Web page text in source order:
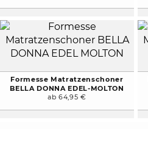
Formesse Matratzenschoner
BELLA DONNA EDEL-MOLTON
ab 64,95 €